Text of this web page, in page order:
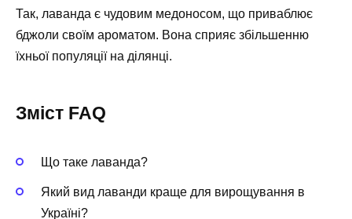
Так, лаванда є чудовим медоносом, що приваблює
бджоли своїм ароматом. Вона сприяє збільшенню
їхньої популяції на ділянці.
Зміст FAQ
Що таке лаванда?
Який вид лаванди краще для вирощування в
Україні?